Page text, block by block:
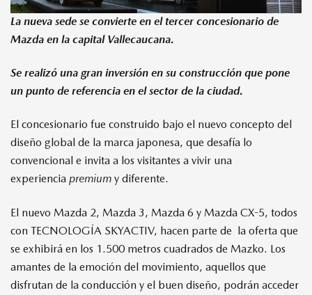
La nueva sede se convierte en el tercer concesionario de
Mazda en la capital Vallecaucana.
Se realizó una gran inversión en su construcción que pone
un punto de referencia en el sector de la ciudad.
El concesionario fue construido bajo el nuevo concepto del
diseño global de la marca japonesa, que desafía lo
convencional e invita a los visitantes a vivir una
experiencia premium y diferente.
El nuevo Mazda 2, Mazda 3, Mazda 6 y Mazda CX-5, todos
con TECNOLOGÍA SKYACTIV, hacen parte de la oferta que
se exhibirá en los 1.500 metros cuadrados de Mazko. Los
amantes de la emoción del movimiento, aquellos que
disfrutan de la conducción y el buen diseño, podrán acceder